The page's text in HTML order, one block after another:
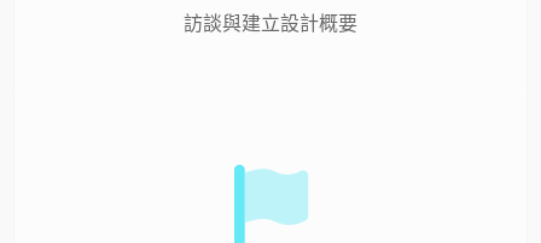
訪談與建立設計概要